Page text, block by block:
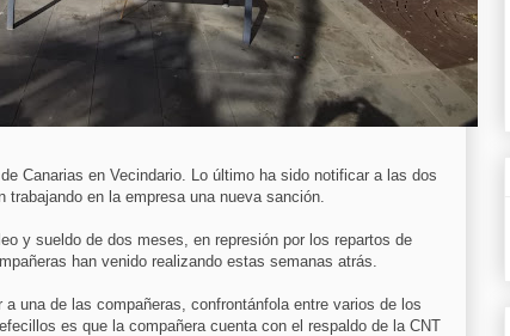
Canarias en Vecindario. Lo último ha sido notificar a las dos
en la empresa una nueva sanción.
y sueldo de dos meses, en represión por los repartos de
han venido realizando estas semanas atrás.
una de las compañeras, confrontánfola entre varios de los
es que la compañera cuenta con el respaldo de la CNT